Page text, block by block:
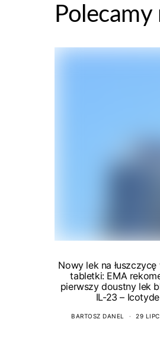
Nowy lek na
tabletki: EMA
pierwszy doustny lek
IL-23 – Icotyde
BARTOSZ DANEL 29